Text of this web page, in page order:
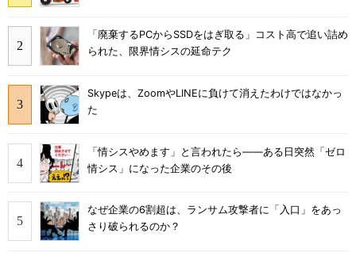
「廃棄するPCからSSDをはぎ取る」コスト高で追い詰め
られた、限界情シスの延命テク
Skypeは、ZoomやLINEに負けて消えたわけではなかっ
た
「情シスやめます」と言われたら――ある日突然「ゼロ
情シス」になった企業のその後
なぜ企業の6割超は、ランサム攻撃者に「入口」をあっ
さり破られるのか？